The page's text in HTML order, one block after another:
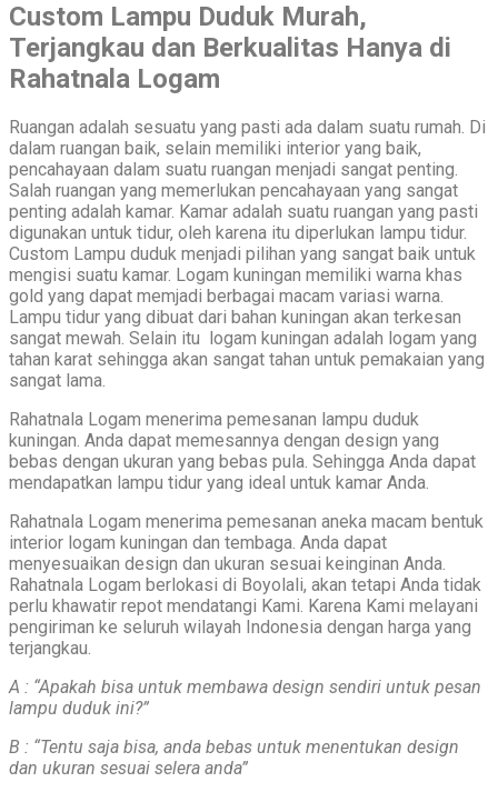
Custom Lampu Duduk Murah,
Terjangkau dan Berkualitas Hanya di
Rahatnala Logam
Ruangan adalah sesuatu yang pasti ada dalam suatu rumah. Di
dalam ruangan baik, selain memiliki interior yang baik,
pencahayaan dalam suatu ruangan menjadi sangat penting.
Salah ruangan yang memerlukan pencahayaan yang sangat
penting adalah kamar. Kamar adalah suatu ruangan yang pasti
digunakan untuk tidur, oleh karena itu diperlukan lampu tidur.
Custom Lampu duduk menjadi pilihan yang sangat baik untuk
mengisi suatu kamar. Logam kuningan memiliki warna khas
gold yang dapat memjadi berbagai macam variasi warna.
Lampu tidur yang dibuat dari bahan kuningan akan terkesan
sangat mewah. Selain itu logam kuningan adalah logam yang
tahan karat sehingga akan sangat tahan untuk pemakaian yang
sangat lama.
Rahatnala Logam menerima pemesanan lampu duduk
kuningan. Anda dapat memesannya dengan design yang
bebas dengan ukuran yang bebas pula. Sehingga Anda dapat
mendapatkan lampu tidur yang ideal untuk kamar Anda.
Rahatnala Logam menerima pemesanan aneka macam bentuk
interior logam kuningan dan tembaga. Anda dapat
menyesuaikan design dan ukuran sesuai keinginan Anda.
Rahatnala Logam berlokasi di Boyolali, akan tetapi Anda tidak
perlu khawatir repot mendatangi Kami. Karena Kami melayani
pengiriman ke seluruh wilayah Indonesia dengan harga yang
terjangkau.
A : “Apakah bisa untuk membawa design sendiri untuk pesan
lampu duduk ini?”
B : “Tentu saja bisa, anda bebas untuk menentukan design
dan ukuran sesuai selera anda”